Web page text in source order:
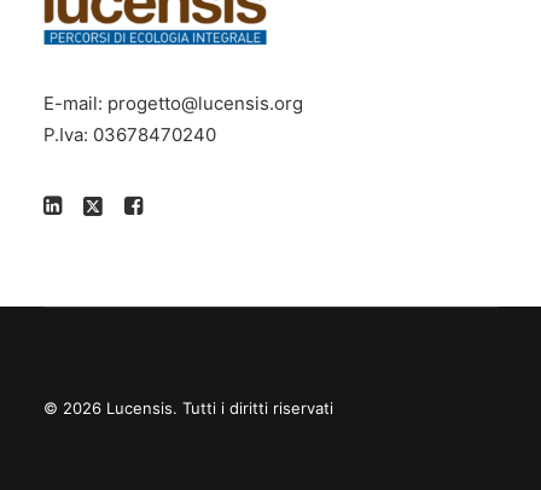
E-mail: progetto@lucensis.org
P.Iva: 03678470240
© 2026 Lucensis. Tutti i diritti riservati